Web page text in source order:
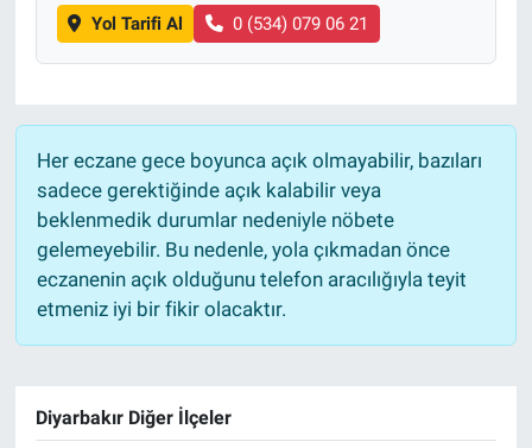
Yol Tarifi Al 0 (534) 079 06 21
Her eczane gece boyunca açık olmayabilir, bazıları
sadece gerektiğinde açık kalabilir veya
beklenmedik durumlar nedeniyle nöbete
gelemeyebilir. Bu nedenle, yola çıkmadan önce
eczanenin açık olduğunu telefon aracılığıyla teyit
etmeniz iyi bir fikir olacaktır.
Diyarbakır Diğer İlçeler